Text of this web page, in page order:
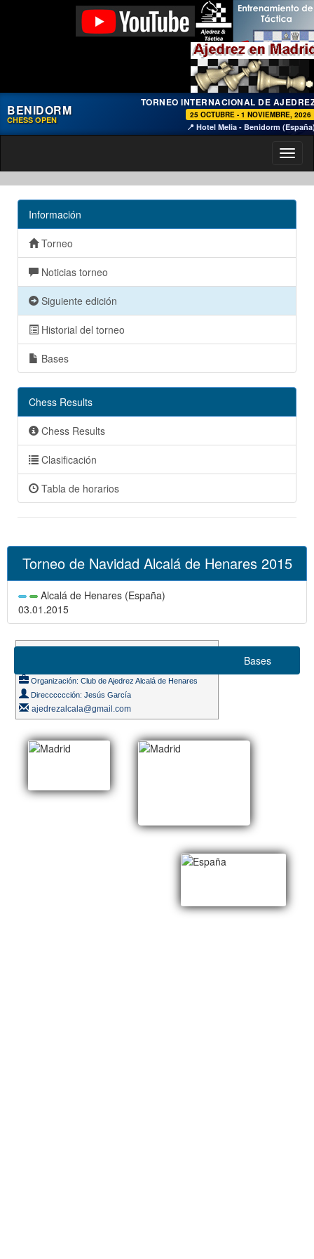
BENIDORM
CHESS OPEN
TORNEO INTERNACIONAL DE
25 OCTUBRE - 1 NOVIEMBRE, 2026
📍 Hotel Melia - Benidorm
Información
Torneo
Noticias torneo
Siguiente edición
Historial del torneo
Bases
Chess Results
Chess Results
Clasificación
Tabla de horarios
Torneo de Navidad Alcalá de Henares 2015
Alcalá de Henares (España)
03.01.2015
Organización: Club de Ajedrez Alcalá de Henares
Direcccccción: Jesús García
ajedrezalcala@gmail.com
Bases